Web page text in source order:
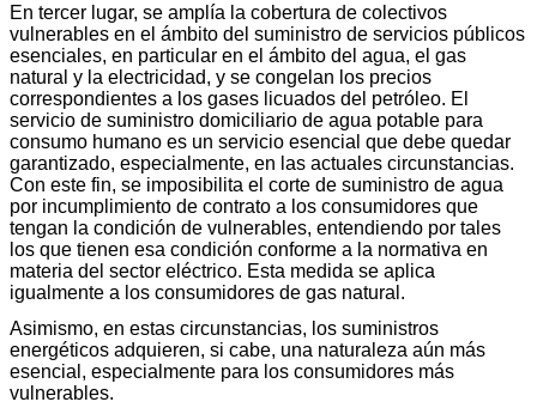
En tercer lugar, se amplía la cobertura de colectivos
vulnerables en el ámbito del suministro de servicios públicos
esenciales, en particular en el ámbito del agua, el gas
natural y la electricidad, y se congelan los precios
correspondientes a los gases licuados del petróleo. El
servicio de suministro domiciliario de agua potable para
consumo humano es un servicio esencial que debe quedar
garantizado, especialmente, en las actuales circunstancias.
Con este fin, se imposibilita el corte de suministro de agua
por incumplimiento de contrato a los consumidores que
tengan la condición de vulnerables, entendiendo por tales
los que tienen esa condición conforme a la normativa en
materia del sector eléctrico. Esta medida se aplica
igualmente a los consumidores de gas natural.
Asimismo, en estas circunstancias, los suministros
energéticos adquieren, si cabe, una naturaleza aún más
esencial, especialmente para los consumidores más
vulnerables.